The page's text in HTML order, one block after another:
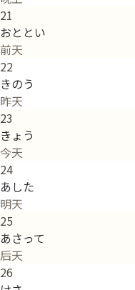
21
おととい
前天
22
きのう
昨天
23
きょう
今天
24
あした
明天
25
あさって
后天
26